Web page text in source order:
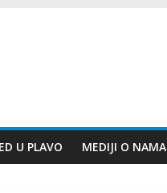
U PLAVO MEDIJI O NAMA